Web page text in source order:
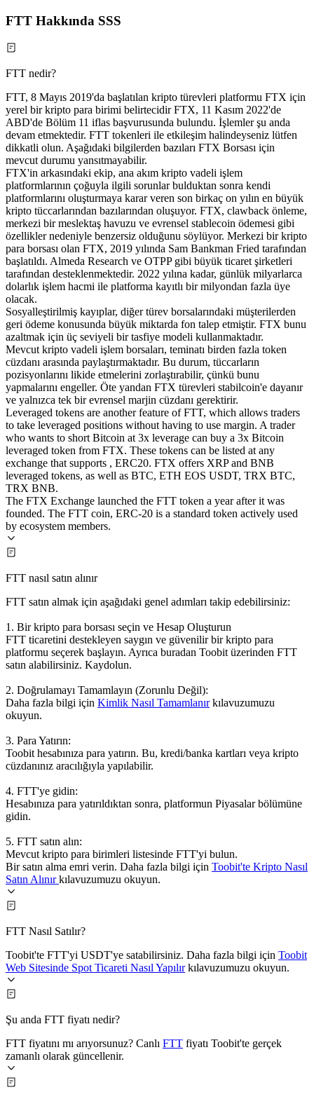
FTT Hakkında SSS
FTT nedir?
FTT, 8 Mayıs 2019'da başlatılan kripto türevleri platformu FTX için
yerel bir kripto para birimi belirtecidir FTX, 11 Kasım 2022'de
ABD'de Bölüm 11 iflas başvurusunda bulundu. İşlemler şu anda
devam etmektedir. FTT tokenleri ile etkileşim halindeyseniz lütfen
dikkatli olun. Aşağıdaki bilgilerden bazıları FTX Borsası için
mevcut durumu yansıtmayabilir.
FTX'in arkasındaki ekip, ana akım kripto vadeli işlem
platformlarının çoğuyla ilgili sorunlar bulduktan sonra kendi
platformlarını oluşturmaya karar veren son birkaç on yılın en büyük
kripto tüccarlarından bazılarından oluşuyor. FTX, clawback önleme,
merkezi bir meslektaş havuzu ve evrensel stablecoin ödemesi gibi
özellikler nedeniyle benzersiz olduğunu söylüyor. Merkezi bir kripto
para borsası olan FTX, 2019 yılında Sam Bankman Fried tarafından
başlatıldı. Almeda Research ve OTPP gibi büyük ticaret şirketleri
tarafından desteklenmektedir. 2022 yılına kadar, günlük milyarlarca
dolarlık işlem hacmi ile platforma kayıtlı bir milyondan fazla üye
olacak.
Sosyalleştirilmiş kayıplar, diğer türev borsalarındaki müşterilerden
geri ödeme konusunda büyük miktarda fon talep etmiştir. FTX bunu
azaltmak için üç seviyeli bir tasfiye modeli kullanmaktadır.
Mevcut kripto vadeli işlem borsaları, teminatı birden fazla token
cüzdanı arasında paylaştırmaktadır. Bu durum, tüccarların
pozisyonlarını likide etmelerini zorlaştırabilir, çünkü bunu
yapmalarını engeller. Öte yandan FTX türevleri stabilcoin'e dayanır
ve yalnızca tek bir evrensel marjin cüzdanı gerektirir.
Leveraged tokens are another feature of FTT, which allows traders
to take leveraged positions without having to use margin. A trader
who wants to short Bitcoin at 3x leverage can buy a 3x Bitcoin
leveraged token from FTX. These tokens can be listed at any
exchange that supports , ERC20. FTX offers XRP and BNB
leveraged tokens, as well as BTC, ETH EOS USDT, TRX BTC,
TRX BNB.
The FTX Exchange launched the FTT token a year after it was
founded. The FTT coin, ERC-20 is a standard token actively used
by ecosystem members.
FTT nasıl satın alınır
FTT satın almak için aşağıdaki genel adımları takip edebilirsiniz:
1. Bir kripto para borsası seçin ve Hesap Oluşturun
FTT ticaretini destekleyen saygın ve güvenilir bir kripto para
platformu seçerek başlayın. Ayrıca buradan Toobit üzerinden FTT
satın alabilirsiniz. Kaydolun.
2. Doğrulamayı Tamamlayın (Zorunlu Değil):
Daha fazla bilgi için Kimlik Nasıl Tamamlanırkılavuzumuzu
okuyun.
3. Para Yatırın:
Toobit hesabınıza para yatırın. Bu, kredi/banka kartları veya kripto
cüzdanınız aracılığıyla yapılabilir.
4. FTT'ye gidin:
Hesabınıza para yatırıldıktan sonra, platformun Piyasalar bölümüne
gidin.
5. FTT satın alın:
Mevcut kripto para birimleri listesinde FTT'yi bulun.
Bir satın alma emri verin. Daha fazla bilgi için Toobit'te Kripto Nasıl
Satın Alınırkılavuzumuzu okuyun.
FTT Nasıl Satılır?
Toobit'te FTT'yi USDT'ye satabilirsiniz. Daha fazla bilgi için Toobit
Web Sitesinde Spot Ticareti Nasıl Yapılırkılavuzumuzu okuyun.
Şu anda FTT fiyatı nedir?
FTT fiyatını mı arıyorsunuz? Canlı FTT fiyatı Toobit'te gerçek
zamanlı olarak güncellenir.